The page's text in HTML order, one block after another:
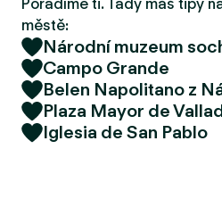
Poradíme ti. Tady máš tipy
městě:
Národní muzeum
Campo Grande
Belen Napolitano z
Plaza Mayor de
Iglesia de San Pablo